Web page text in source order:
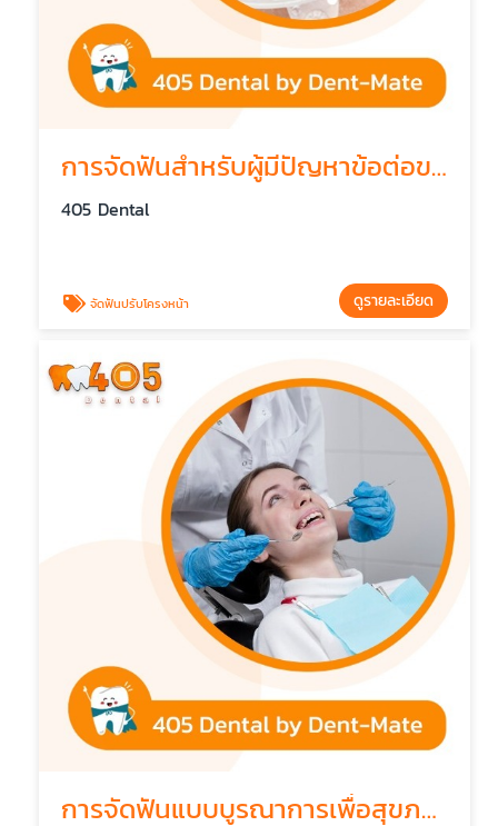
การจัดฟันสำหรับผู้มีปัญหาข้อต่อขากรรไกร
405 Dental
จัดฟันปรับโครงหน้า ดูรายละเอียด
การจัดฟันแบบบูรณาการเพื่อสุขภาพขากรรไกร